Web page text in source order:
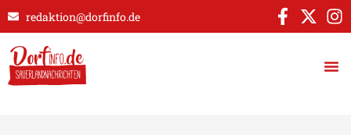
redaktion@dorfinfo.de